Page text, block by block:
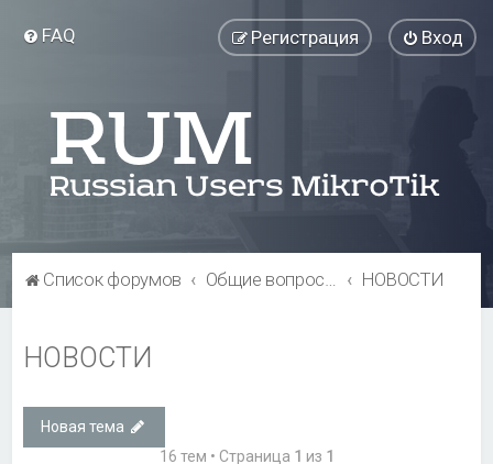
FAQ Вход
Регистрация
Список форумов Общие вопросы НОВОСТИ
НОВОСТИ
Новая тема
16 тем • Страница 1 из 1